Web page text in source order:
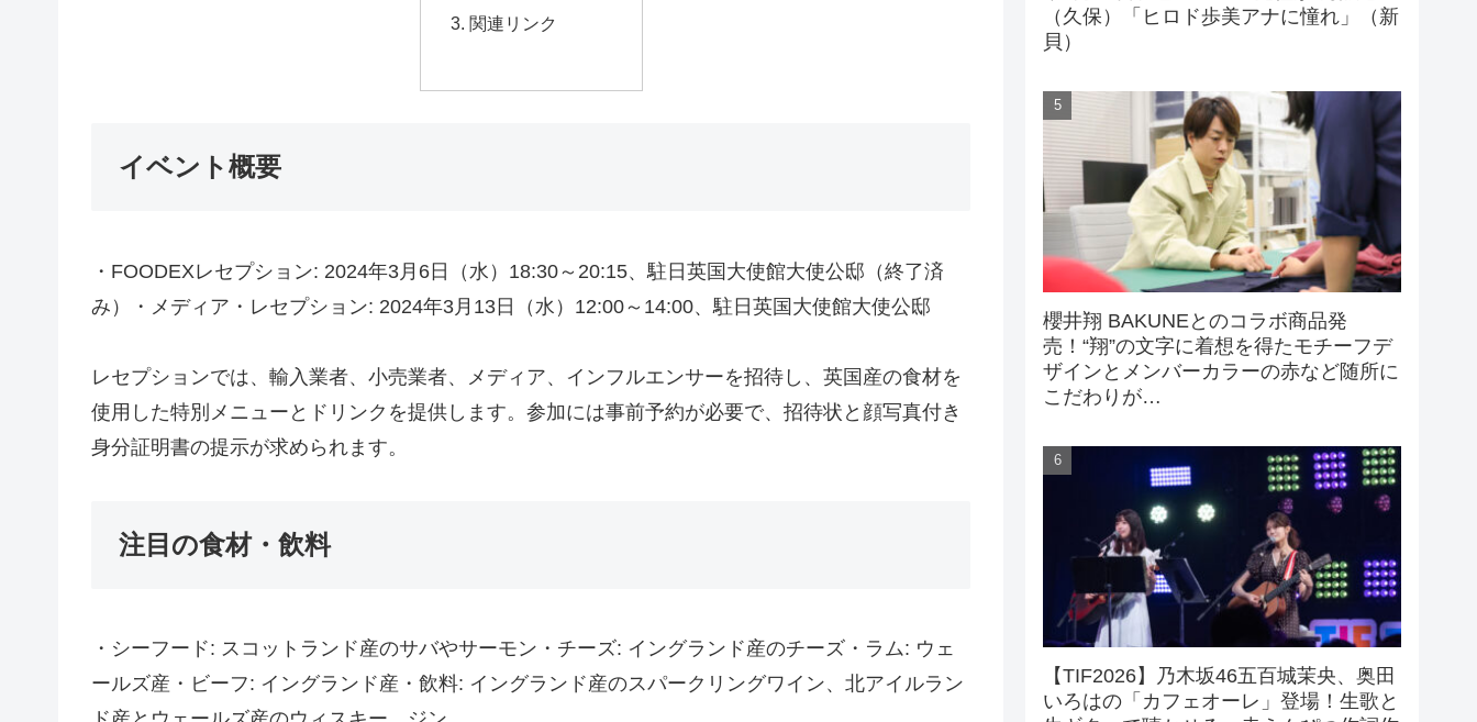
関連リンク
イベント概要
・FOODEXレセプション: 2024年3月6日（水）18:30～20:15、駐日英国大使館大使公邸（終了済
み）・メディア・レセプション: 2024年3月13日（水）12:00～14:00、駐日英国大使館大使公邸
レセプションでは、輸入業者、小売業者、メディア、インフルエンサーを招待し、英国産の食材を
使用した特別メニューとドリンクを提供します。参加には事前予約が必要で、招待状と顔写真付き
身分証明書の提示が求められます。
注目の食材・飲料
・シーフード: スコットランド産のサバやサーモン・チーズ: イングランド産のチーズ・ラム: ウェ
ールズ産・ビーフ: イングランド産・飲料: イングランド産のスパークリングワイン、北アイルラン
（久保）「ヒロド歩美アナに憧れ」（新
貝）
櫻井翔 BAKUNEとのコラボ商品発
売！“翔”の文字に着想を得たモチーフデ
ザインとメンバーカラーの赤など随所に
こだわりが…
【TIF2026】乃木坂46五百城茉央、奥田
いろはの「カフェオーレ」登場！生歌と